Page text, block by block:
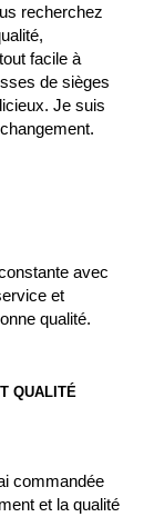
recherchez
facile à
de sièges
Je suis
avec
et
qualité.
QUALITÉ
commandée
et la qualité